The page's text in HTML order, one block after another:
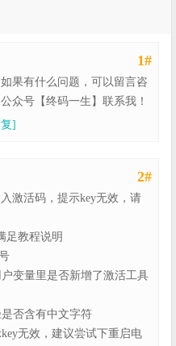
1#
果有什么问题，可以留言咨
众号【终码一生】联系我！
]
2#
激活码，提示key无效，请
足教程说明
变量里是否新增了激活工具
否含有中文字符
无效，建议尝试下重启电